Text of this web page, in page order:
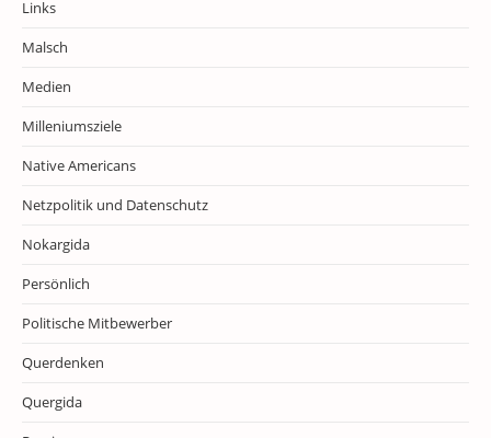
Links
Malsch
Medien
Milleniumsziele
Native Americans
Netzpolitik und Datenschutz
Nokargida
Persönlich
Politische Mitbewerber
Querdenken
Quergida